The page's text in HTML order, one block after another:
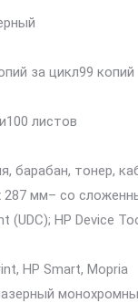
за цикл99 копий
листов
барабан, тонер,
мм– со
(UDC); HP Device
HP Smart, Mopria